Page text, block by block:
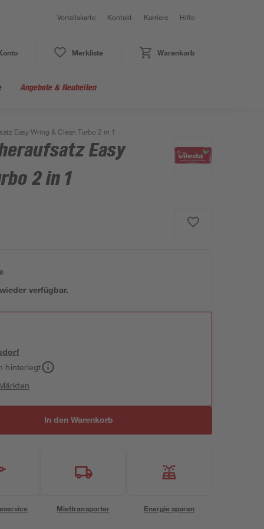
Vorteilskarte Kontakt Karriere Hilfe
Merkliste Warenkorb
Angebote & Neuheiten
Easy Wring & Clean Turbo 2 in 1
Easy
2 in 1
verfügbar.
hinterlegt
In den Warenkorb
Miettransporter Energie sparen